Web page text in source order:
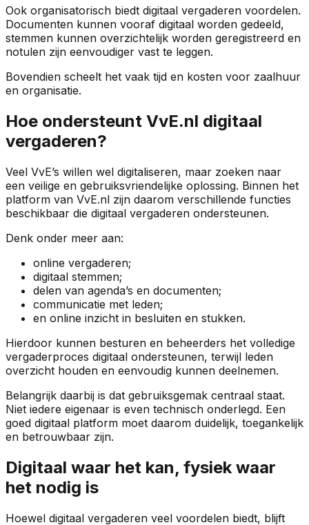
Ook organisatorisch biedt digitaal vergaderen voordelen.
Documenten kunnen vooraf digitaal worden gedeeld,
stemmen kunnen overzichtelijk worden geregistreerd en
notulen zijn eenvoudiger vast te leggen.
Bovendien scheelt het vaak tijd en kosten voor zaalhuur
en organisatie.
Hoe ondersteunt VvE.nl digitaal
vergaderen?
Veel VvE’s willen wel digitaliseren, maar zoeken naar
een veilige en gebruiksvriendelijke oplossing. Binnen het
platform van VvE.nl zijn daarom verschillende functies
beschikbaar die digitaal vergaderen ondersteunen.
Denk onder meer aan:
online vergaderen;
digitaal stemmen;
delen van agenda’s en documenten;
communicatie met leden;
en online inzicht in besluiten en stukken.
Hierdoor kunnen besturen en beheerders het volledige
vergaderproces digitaal ondersteunen, terwijl leden
overzicht houden en eenvoudig kunnen deelnemen.
Belangrijk daarbij is dat gebruiksgemak centraal staat.
Niet iedere eigenaar is even technisch onderlegd. Een
goed digitaal platform moet daarom duidelijk, toegankelijk
en betrouwbaar zijn.
Digitaal waar het kan, fysiek waar
het nodig is
Hoewel digitaal vergaderen veel voordelen biedt, blijft